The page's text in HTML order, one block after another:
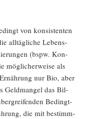
von kon­sis­ten­ten
all­täg­li­che Lebens­
(bspw. Kon­
mög­li­cher­wei­se als
nur Bio, aber
Geld­man­gel das Bil­
Bedingt­
die mit bestimm­